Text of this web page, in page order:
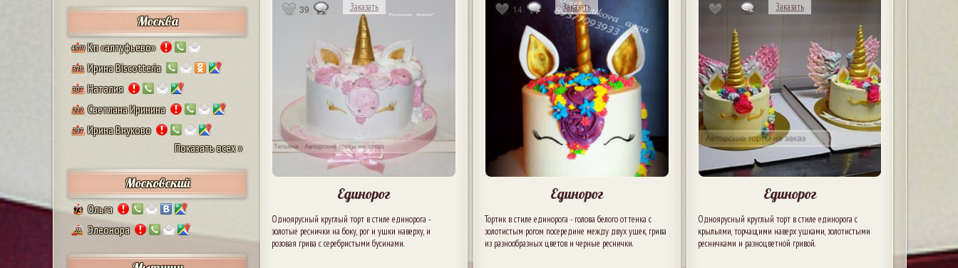
Москва
4579 Кп «алтуфьево»
378 Ирина Biscotteria
307 Наталия
222 Светлана Иринина
297 Ирина Внуково
Показать всех »
Московский
74 Ольга
28 Элеонора
39 Заказать
Единорог
Одноярусный круглый торт в стиле единорога -
золотые реснички на боку, рог и ушки наверху, и
розовая грива с серебристыми бусинами.
14 Заказать
Единорог
Тортик в стиле единорога - голова белого оттенка с
золотистым рогом посередине между двух ушек, грива
из разнообразных цветов и черные реснички.
Заказать
Единорог
Одноярусный круглый торт в стиле единорога с
крыльями, торчащими наверх ушками, золотистыми
ресничками и разноцветной гривой.